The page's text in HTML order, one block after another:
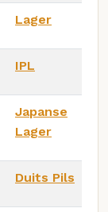
Lager
IPL
Japanse
Lager
Duits Pils